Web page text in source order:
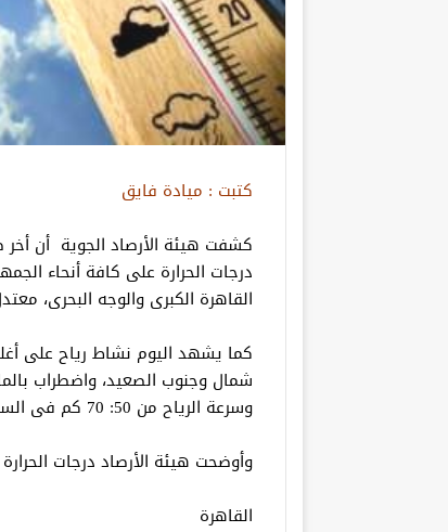
كتبت : ميادة فايق
كشفت هيئة الأرصاد الجوية أن
درجات الحرارة على كافة أنحاء
القاهرة الكبرى والوجه البحرى،
كما يشهد اليوم نشاط رياح على
شمال وجنوب الصعيد، واضطراب
وسرعة الرياح من 50: 70 كم فى الساعة وارتفاع الأمواج من 2.5: 5 متر .
وأوضحت هيئة الأرصاد درجات
القاهرة